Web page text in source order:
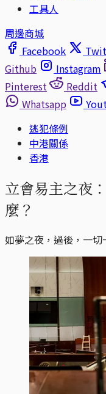
工具人
周邊商城
Facebook
Github
Instagram
Pinterest
Reddit
Whatsapp
逃犯條例
中港關係
香港
立會易主之夜
麼？
如夢之夜，過後，一切